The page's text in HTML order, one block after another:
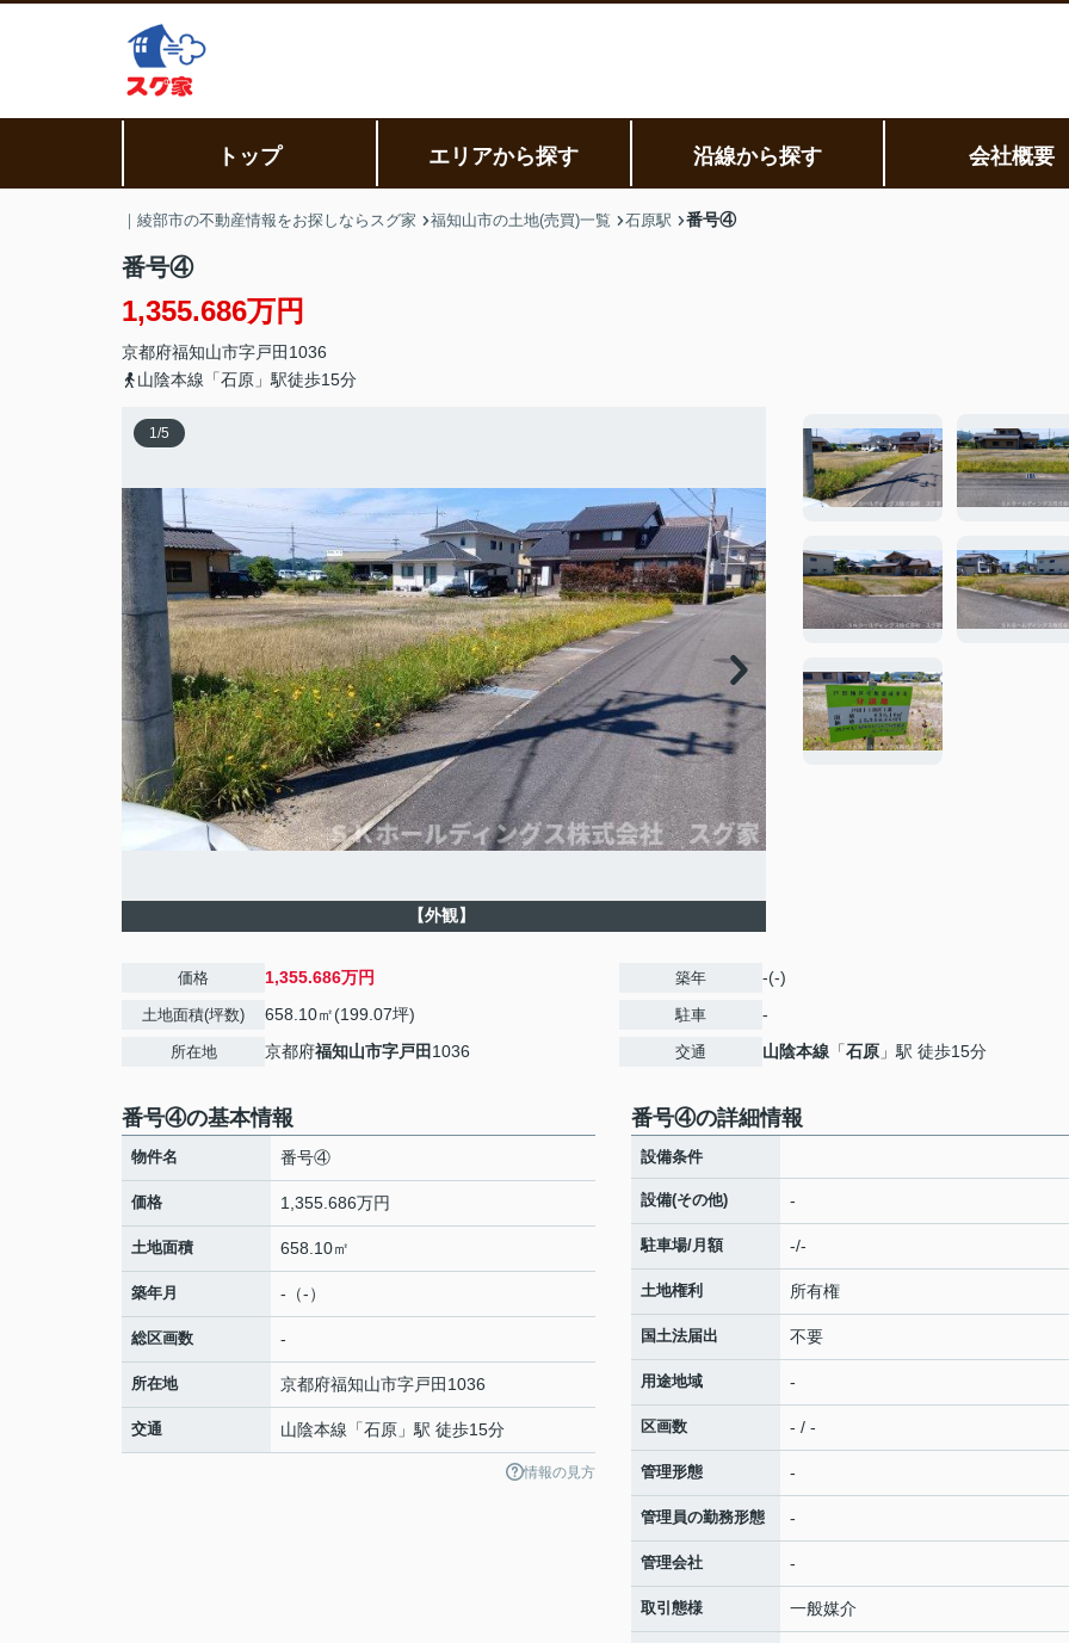
トップ エリアから探す 沿線から探す 会社概要
｜綾部市の不動産情報をお探しならスグ家 福知山市の土地(売買)一覧 石原駅 番号④
番号④
1,355.686万円
京都府福知山市字戸田 1036
山陰本線「石原」駅徒歩15分
1/5
【外観】
価格 1,355.686万円
土地面積(坪数) 658.10㎡(199.07坪)
所在地 京都府福知山市字戸田 1036
築年 -(-)
駐車 -
交通 山陰本線 「石原 」駅 徒歩15分
番号④の基本情報
物件名 番号④
価格 1,355.686万円
土地面積 658.10㎡
築年月 -（-）
総区画数 -
所在地 京都府福知山市字戸田 1036
交通 山陰本線 「石原 」駅 徒歩15分
情報の見方
番号④の詳細情報
設備条件
設備(その他) -
駐車場/月額 -/-
土地権利 所有権
国土法届出 不要
用途地域 -
区画数 - / -
管理形態 -
管理員の勤務形態 -
管理会社 -
取引態様 一般媒介